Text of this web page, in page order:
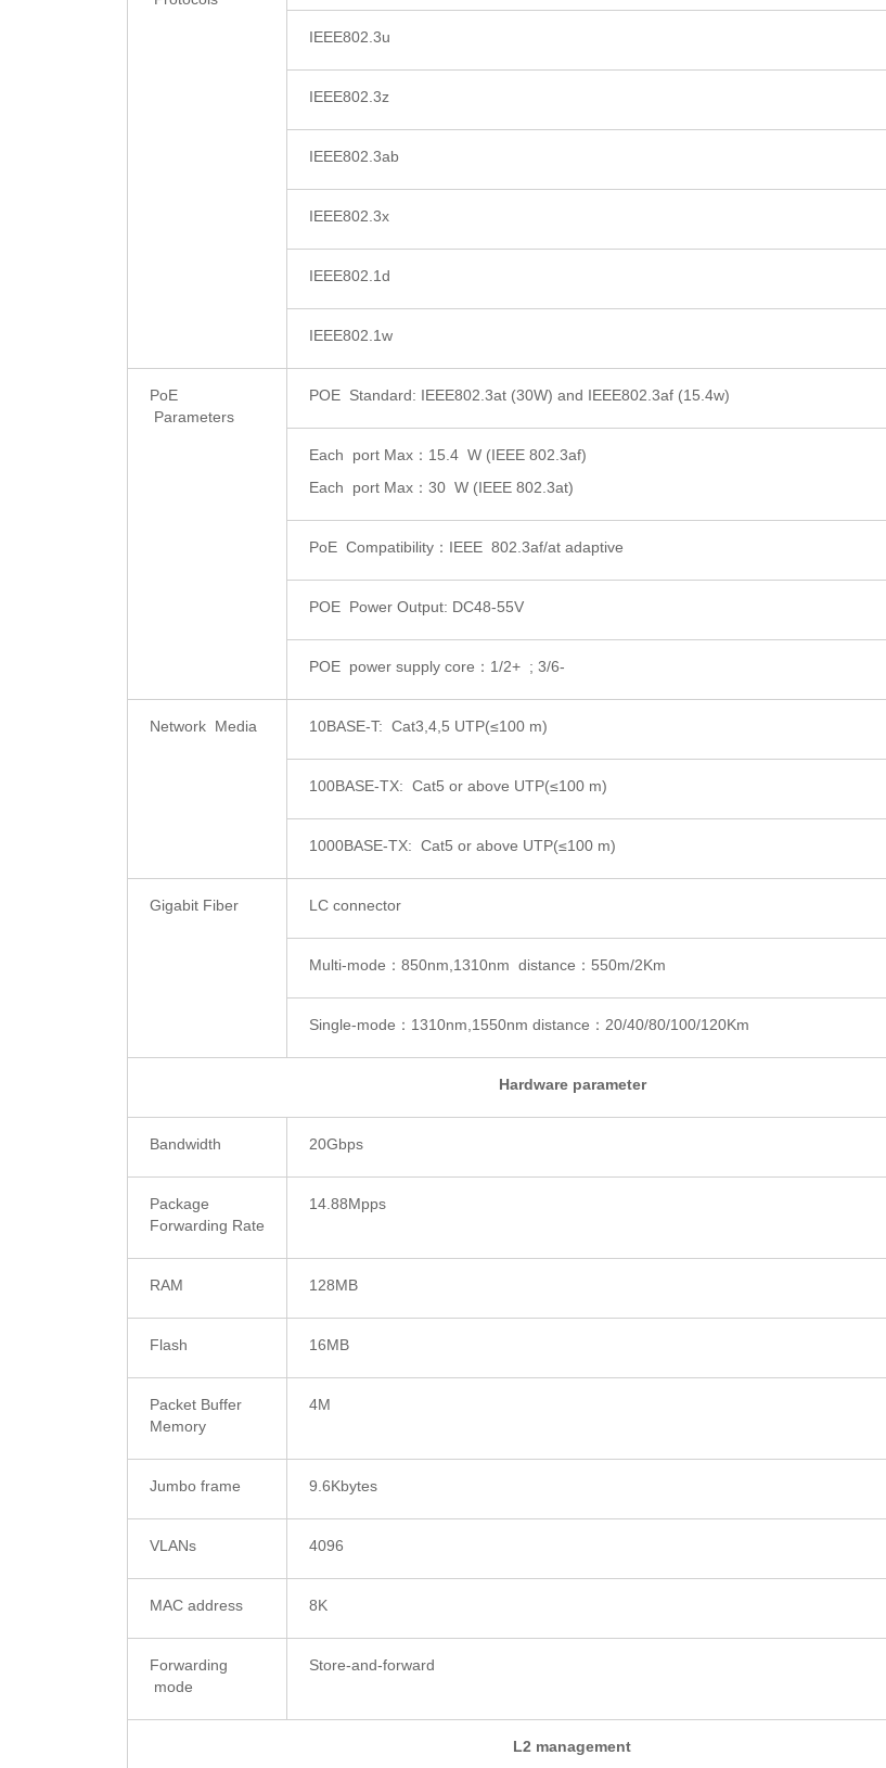
IEEE802.3u
IEEE802.3z
IEEE802.3ab
IEEE802.3x
IEEE802.1d
IEEE802.1w
PoE
Parameters
POE Standard: IEEE802.3at (30W) and IEEE802.3af (15.4w)
Each port Max：15.4 W (IEEE 802.3af)
Each port Max：30 W (IEEE 802.3at)
PoE Compatibility：IEEE 802.3af/at adaptive
POE Power Output: DC48-55V
POE power supply core：1/2+ ; 3/6-
Network Media 10BASE-T: Cat3,4,5 UTP(≤100 m)
100BASE-TX: Cat5 or above UTP(≤100 m)
1000BASE-TX: Cat5 or above UTP(≤100 m)
Gigabit Fiber LC connector
Multi-mode：850nm,1310nm distance：550m/2Km
Single-mode：1310nm,1550nm distance：20/40/80/100/120Km
Hardware parameter
Bandwidth 20Gbps
Package
Forwarding Rate
14.88Mpps
RAM 128MB
Flash 16MB
Packet Buffer
Memory
4M
Jumbo frame 9.6Kbytes
VLANs 4096
MAC address 8K
Forwarding
mode
Store-and-forward
L2 management